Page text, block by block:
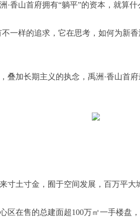
·香山首府拥有“躺平”的资本，就算
不一样的追求，它在思考，如何为新
叠加长期主义的执念，禹洲·香山首
寸土寸金，囿于空间发展，百万平大
区在售的总建面超100万㎡一手楼盘